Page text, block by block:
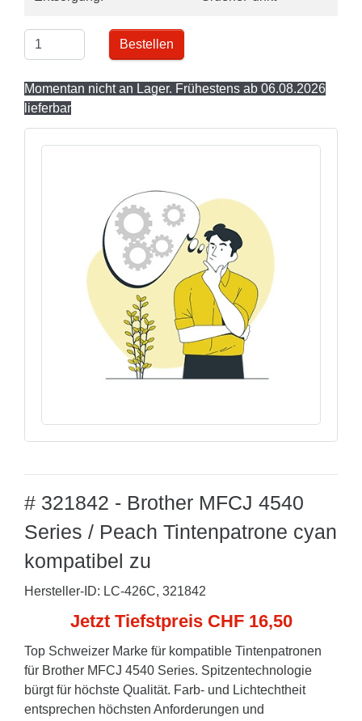
Bestellen
Momentan nicht an Lager. Frühestens ab 06.08.2026
lieferbar
# 321842 - Brother MFCJ 4540
Series / Peach Tintenpatrone cyan
kompatibel zu
Hersteller-ID: LC-426C, 321842
Jetzt Tiefstpreis CHF 16,50
Top Schweizer Marke für kompatible Tintenpatronen
für Brother MFCJ 4540 Series. Spitzentechnologie
bürgt für höchste Qualität. Farb- und Lichtechtheit
entsprechen höchsten Anforderungen und